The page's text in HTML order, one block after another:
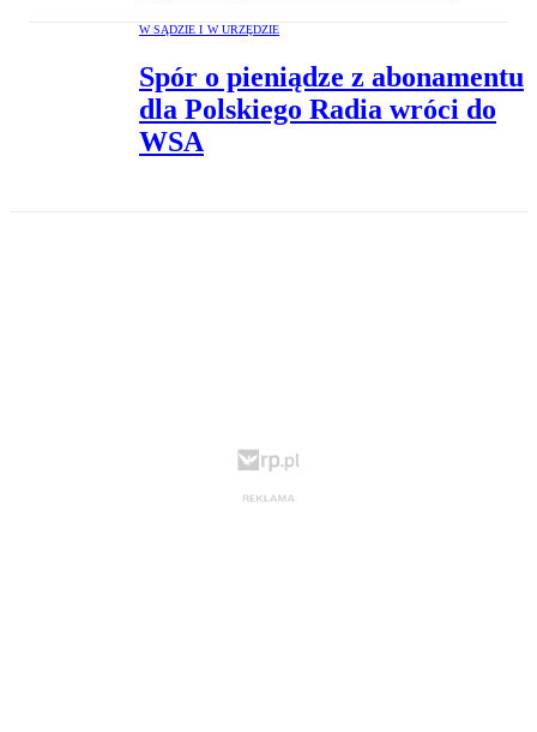
W SĄDZIE I W URZĘDZIE
Spór o pieniądze z abonamentu
dla Polskiego Radia wróci do
WSA